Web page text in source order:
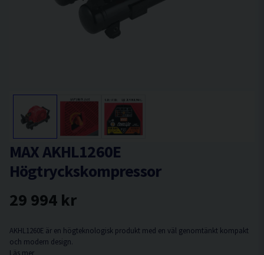
MAX AKHL1260E
Högtryckskompressor
29 994 kr
AKHL1260E är en högteknologisk produkt med en väl genomtänkt kompakt
och modern design.
Läs mer